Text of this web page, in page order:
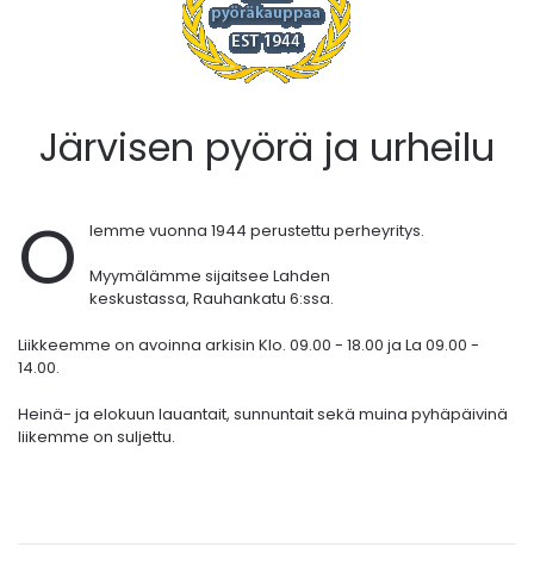
Järvisen pyörä ja urheilu
O
lemme vuonna 1944 perustettu perheyritys.
Myymälämme sijaitsee Lahden
keskustassa, Rauhankatu 6:ssa.
Liikkeemme on avoinna arkisin Klo. 09.00 - 18.00 ja La 09.00 -
14.00.
Heinä- ja elokuun lauantait, sunnuntait sekä muina pyhäpäivinä
liikemme on suljettu.